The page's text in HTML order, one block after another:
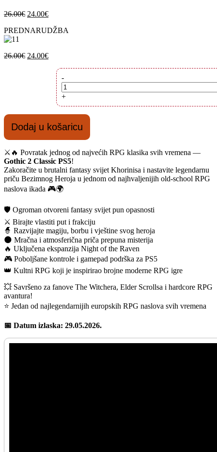
26.00€ Izvorna
bila
24.00€Trenutna
je:
PREDNARUDŽBA
26.00€ Izvorna
24.00€Trenutna
24.00€.
-Gothic
2
Classic
+
Dodaj u košaricu
⚔️🔥 Povratak jednog od najvećih RPG klasika svih vremena —
Gothic 2 Classic PS5!
Zakoračite u brutalni fantasy svijet Khorinisa i nastavite legendarnu
priču Bezimnog Heroja u jednom od najhvaljenijih old-school RPG
naslova ikada 🎮🌍
🛡️ Ogroman otvoreni fantasy svijet pun opasnosti
⚔️ Birajte vlastiti put i frakciju
🧙 Razvijajte magiju, borbu i vještine svog heroja
🌑 Mračna i atmosferična priča prepuna misterija
🔥 Uključena ekspanzija Night of the Raven
🎮 Poboljšane kontrole i gamepad podrška za PS5
👑 Kultni RPG koji je inspirirao brojne moderne RPG igre
💥 Savršeno za fanove The Witchera, Elder Scrollsa i hardcore RPG
avantura!
⭐ Jedan od najlegendarnijih europskih RPG naslova svih vremena
📅 Datum izlaska: 29.05.2026.